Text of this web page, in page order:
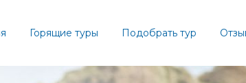
Горящие туры Подобрать тур